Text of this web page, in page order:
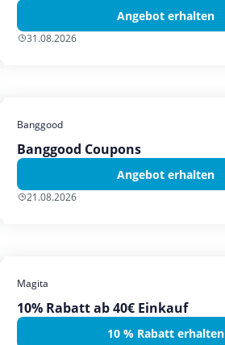
Angebot erhalten
31.08.2026
Banggood
Banggood Coupons
Angebot erhalten
21.08.2026
Magita
10% Rabatt ab 40€ Einkauf
10 % Rabatt erhalten